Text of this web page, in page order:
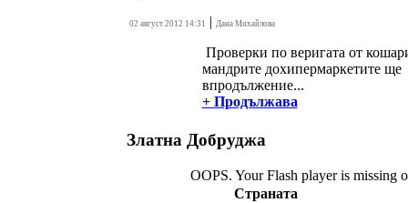
02 август 2012 14:31 | Дана Михайлова
Проверки по веригата от
мандрите дохипермаркетите
впродължение...
+ Продължава
Златна Добруджа
OOPS. Your Flash player is missing
Страната